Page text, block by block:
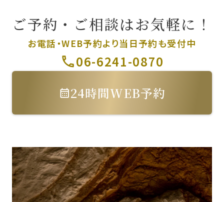
ご予約・ご相談はお気軽に！
お電話・WEB予約より当日予約も受付中
06-6241-0870
24時間WEB予約